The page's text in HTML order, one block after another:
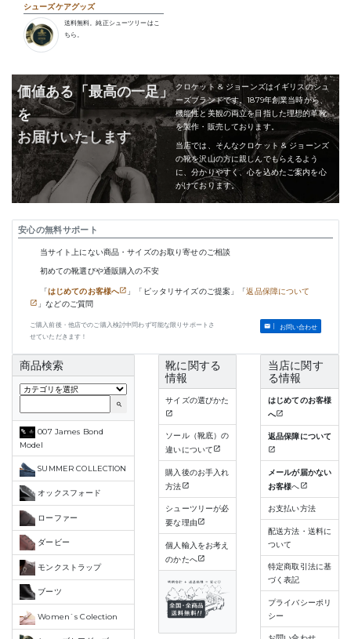
シューズケアグッズ
送料無料。純正シューツリーはこ
ちら。
価値ある「最高の一足」
を
お届けいたします
クロケット & ジョーンズはイギリスのシュ
ーズブランドです。1879年創業当時から、
機能性と美観の両立を目指した理想的革靴
を製作・販売しております。
当店では、そんなクロケット & ジョーンズ
の靴を沢山の方に親しんでもらえるよう
に、分かりやすく、心を込めたご案内を心
がけております。
安心の無料サポート
当サイト上にない商品・サイズのお取り寄せのご相談
初めての靴選びや通販購入の不安
「はじめてのお客様へ 」「ピッタリサイズのご提案」「返品保障について
」などのご質問
ご購入前後・他店でのご購入検討中問わず可能な限りサポートさ
せていただきます！
お問い合わせ
商品検索
search
007 James Bond
Model
SUMMER COLLECTION
オックスフォード
ローファー
ダービー
モンクストラップ
ブーツ
Women`s Colection
靴に関する
情報
サイズの選びかた
ソール（靴底）の
違いについて
購入後のお手入れ
方法
シューツリーが必
要な理由
個人輸入をお考え
のかたへ
当店に関す
る情報
はじめてのお客様
へ
返品保障について
メールが届かない
お客様へ
お支払い方法
配送方法・送料に
ついて
特定商取引法に基
づく表記
プライバシーポリ
シー